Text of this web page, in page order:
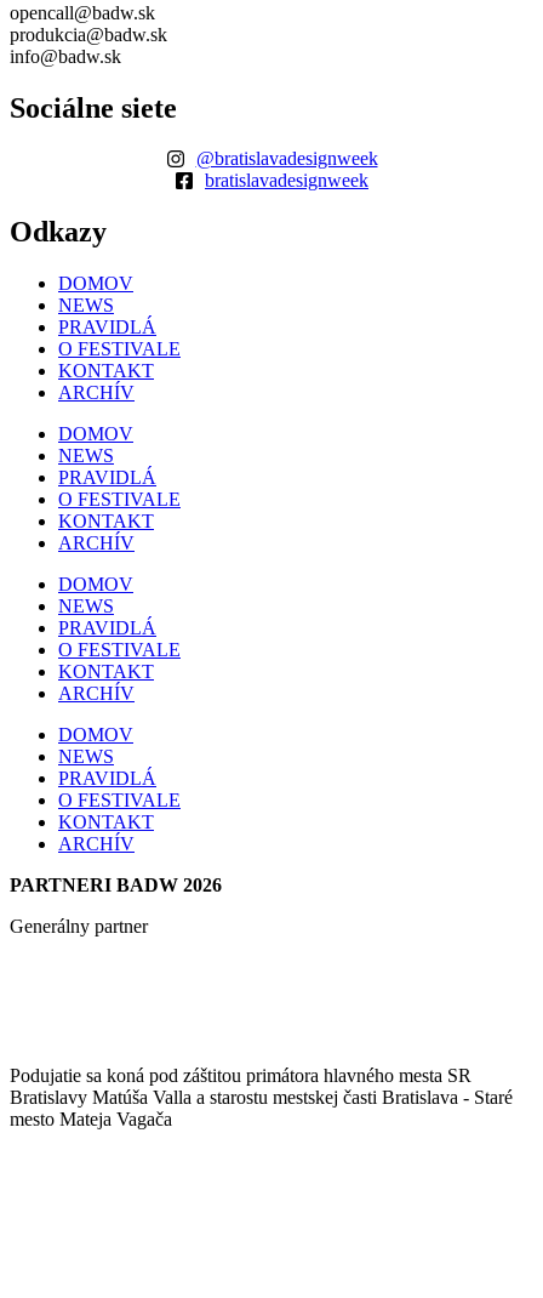
opencall@badw.sk
produkcia@badw.sk
info@badw.sk
Sociálne siete
@bratislavadesignweek
bratislavadesignweek
Odkazy
DOMOV
NEWS
PRAVIDLÁ
O FESTIVALE
KONTAKT
ARCHÍV
DOMOV
NEWS
PRAVIDLÁ
O FESTIVALE
KONTAKT
ARCHÍV
DOMOV
NEWS
PRAVIDLÁ
O FESTIVALE
KONTAKT
ARCHÍV
DOMOV
NEWS
PRAVIDLÁ
O FESTIVALE
KONTAKT
ARCHÍV
PARTNERI BADW 2026
Generálny partner
Podujatie sa koná pod záštitou primátora hlavného mesta SR
Bratislavy Matúša Valla a starostu mestskej časti Bratislava - Staré
mesto Mateja Vagača